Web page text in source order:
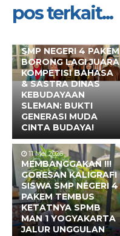
pos terkait...
SMP NEGERI 4 PAKEM
BORONG LAGI JUARA
KOMPETISI BAHASA
& SASTRA DINAS
KEBUDAYAAN
SLEMAN: BUKTI
GENERASI MUDA
CINTA BUDAYA!
11 Mei 2026
MEMBANGGAKAN !!!
GORESAN KALIGRAFI
SISWA SMP NEGERI 4
PAKEM TEMBUS
KETATNYA SPMB
MAN 1 YOGYAKARTA
JALUR UNGGULAN